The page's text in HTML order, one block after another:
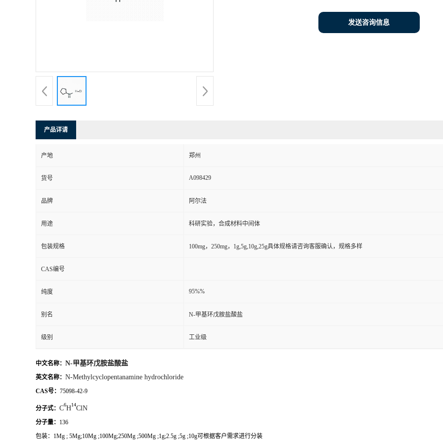
发送咨询信息
产品详请
产地 郑州
货号 A098429
品牌 阿尔法
用途 科研实验，合成材料中间体
包装规格 100mg，250mg，1g,5g,10g,25g具体规格请咨询客服确认，规格多样
CAS编号
纯度 95%%
别名 N-甲基环戊胺盐酸盐
级别 工业级
中文名称： N-甲基环戊胺盐酸盐
英文名称： N-Methylcyclopentanamine hydrochloride
CAS号： 75098-42-9
分子式： C6H14ClN
分子量： 136
包装： 1Mg ; 5Mg;10Mg ;100Mg;250Mg ;500Mg ;1g;2.5g ;5g ;10g可根据客户需求进行分装